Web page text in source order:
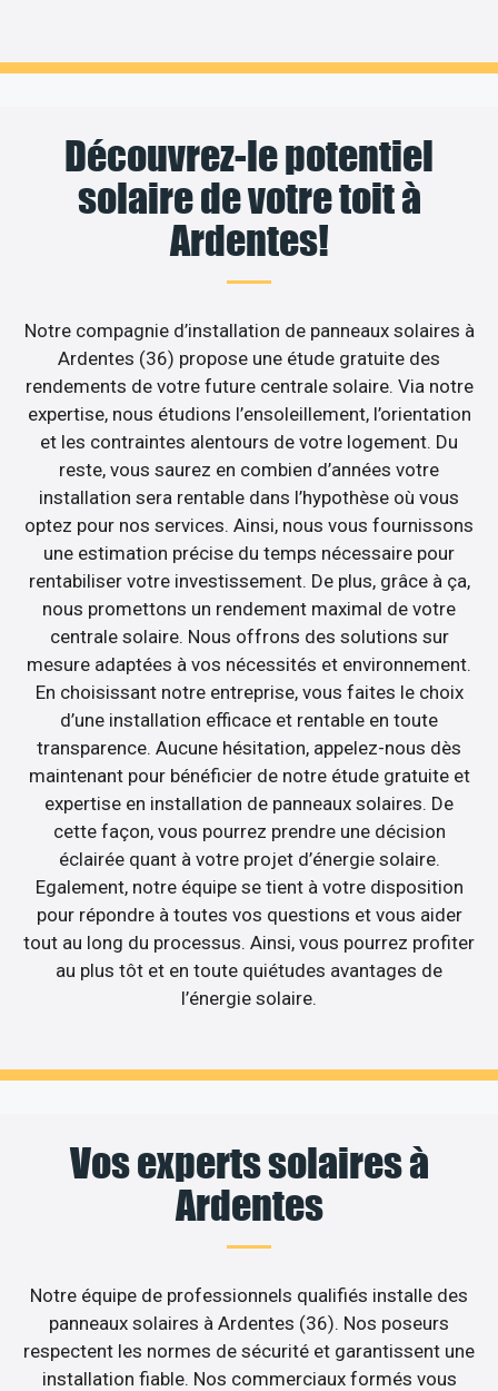
Découvrez-le potentiel
solaire de votre toit à
Ardentes!
Notre compagnie d’installation de panneaux solaires à
Ardentes (36) propose une étude gratuite des
rendements de votre future centrale solaire. Via notre
expertise, nous étudions l’ensoleillement, l’orientation
et les contraintes alentours de votre logement. Du
reste, vous saurez en combien d’années votre
installation sera rentable dans l’hypothèse où vous
optez pour nos services. Ainsi, nous vous fournissons
une estimation précise du temps nécessaire pour
rentabiliser votre investissement. De plus, grâce à ça,
nous promettons un rendement maximal de votre
centrale solaire. Nous offrons des solutions sur
mesure adaptées à vos nécessités et environnement.
En choisissant notre entreprise, vous faites le choix
d’une installation efficace et rentable en toute
transparence. Aucune hésitation, appelez-nous dès
maintenant pour bénéficier de notre étude gratuite et
expertise en installation de panneaux solaires. De
cette façon, vous pourrez prendre une décision
éclairée quant à votre projet d’énergie solaire.
Egalement, notre équipe se tient à votre disposition
pour répondre à toutes vos questions et vous aider
tout au long du processus. Ainsi, vous pourrez profiter
au plus tôt et en toute quiétudes avantages de
l’énergie solaire.
Vos experts solaires à
Ardentes
Notre équipe de professionnels qualifiés installe des
panneaux solaires à Ardentes (36). Nos poseurs
respectent les normes de sécurité et garantissent une
installation fiable. Nos commerciaux formés vous